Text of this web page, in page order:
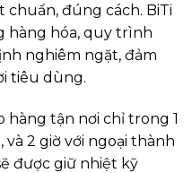
chuẩn, đúng cách. BiTi
hàng hóa, quy trình
nghiêm ngặt, đảm
tiêu dùng.
hàng tận nơi chỉ trong 1
2 giờ với ngoại thành
được giữ nhiệt kỹ